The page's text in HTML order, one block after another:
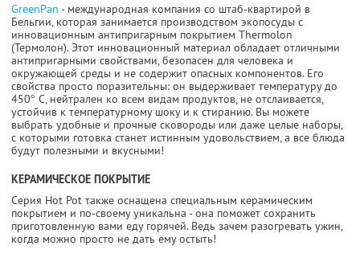
GreenPan - международная компания со штаб-квартирой в
Бельгии, которая занимается производством экопосуды с
инновационным антипригарным покрытием Thermolon
(Термолон). Этот инновационный материал обладает отличными
антипригарными свойствами, безопасен для человека и
окружающей среды и не содержит опасных компонентов. Его
свойства просто поразительны: он выдерживает температуру до
450° С, нейтрален ко всем видам продуктов, не отслаивается,
устойчив к температурному шоку и к стиранию. Вы можете
выбрать удобные и прочные сковороды или даже целые наборы,
с которыми готовка станет истинным удовольствием, а все блюда
будут полезными и вкусными!
КЕРАМИЧЕСКОЕ ПОКРЫТИЕ
Серия Hot Pot также оснащена специальным керамическим
покрытием и по-своему уникальна - она поможет сохранить
приготовленную вами еду горячей. Ведь зачем разогревать ужин,
когда можно просто не дать ему остыть!